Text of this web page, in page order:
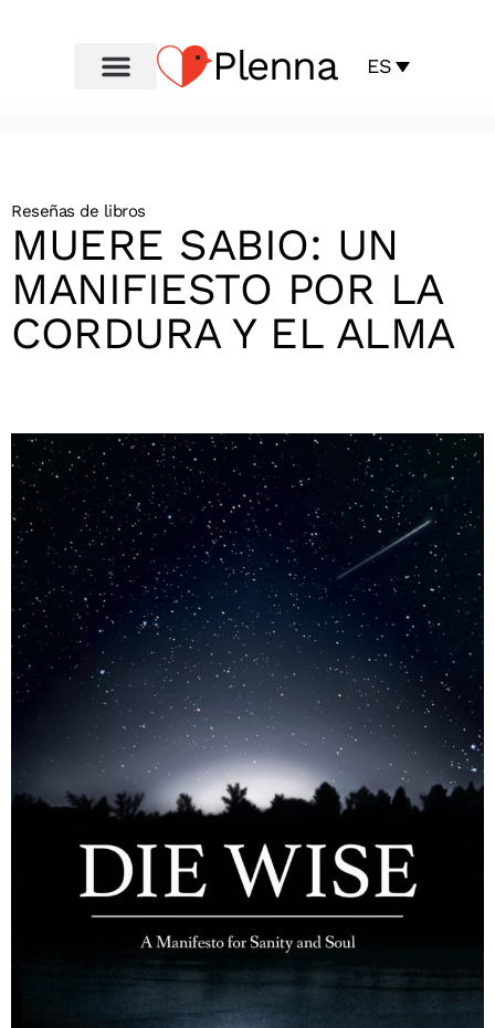
Plenna ES
Reseñas de libros
MUERE SABIO: UN
MANIFIESTO POR LA
CORDURA Y EL ALMA